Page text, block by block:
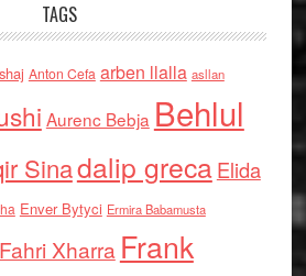
TAGS
Anton Cefa arben llalla asllan
Aurenc Bebja Behlul
Sinadalip grecaElida
Enver Bytyci Ermira Babamusta
Fahri Xharra Frank